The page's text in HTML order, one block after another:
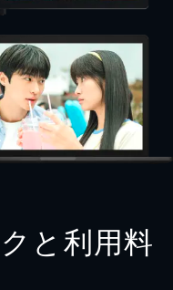
と利用料